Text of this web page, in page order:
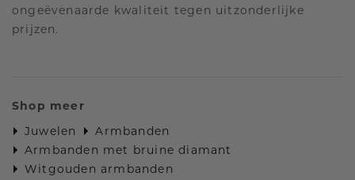
ongeëvenaarde kwaliteit tegen uitzonderlijke
prijzen.
Shop meer
Juwelen
Armbanden
Armbanden met bruine diamant
Witgouden armbanden